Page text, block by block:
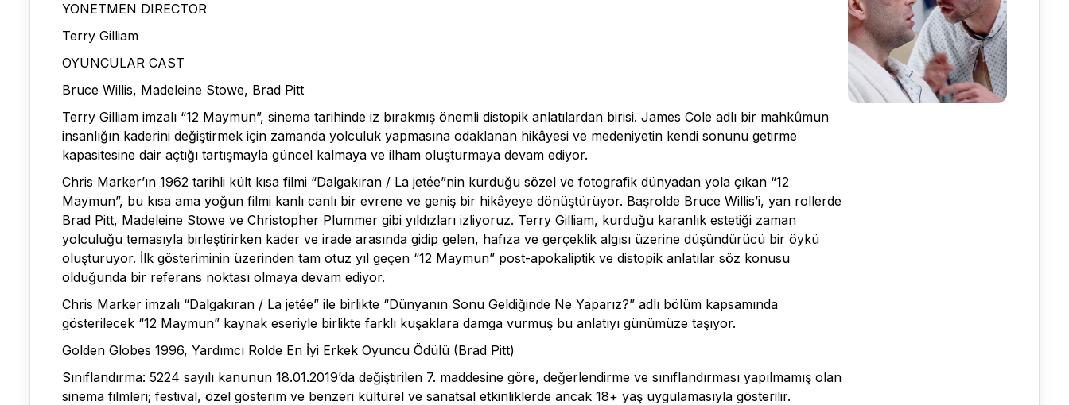
YÖNETMEN DIRECTOR
Terry Gilliam
OYUNCULAR CAST
Bruce Willis, Madeleine Stowe, Brad Pitt
Terry Gilliam imzalı “12 Maymun”, sinema tarihinde iz bırakmış önemli distopik anlatılardan birisi. James Cole adlı bir mahkûmun
insanlığın kaderini değiştirmek için zamanda yolculuk yapmasına odaklanan hikâyesi ve medeniyetin kendi sonunu getirme
kapasitesine dair açtığı tartışmayla güncel kalmaya ve ilham oluşturmaya devam ediyor.
Chris Marker’ın 1962 tarihli kült kısa filmi “Dalgakıran / La jetée”nin kurduğu sözel ve fotografik dünyadan yola çıkan “12
Maymun”, bu kısa ama yoğun filmi kanlı canlı bir evrene ve geniş bir hikâyeye dönüştürüyor. Başrolde Bruce Willis’i, yan rollerde
Brad Pitt, Madeleine Stowe ve Christopher Plummer gibi yıldızları izliyoruz. Terry Gilliam, kurduğu karanlık estetiği zaman
yolculuğu temasıyla birleştirirken kader ve irade arasında gidip gelen, hafıza ve gerçeklik algısı üzerine düşündürücü bir öykü
oluşturuyor. İlk gösteriminin üzerinden tam otuz yıl geçen “12 Maymun” post-apokaliptik ve distopik anlatılar söz konusu
olduğunda bir referans noktası olmaya devam ediyor.
Chris Marker imzalı “Dalgakıran / La jetée” ile birlikte “Dünyanın Sonu Geldiğinde Ne Yaparız?” adlı bölüm kapsamında
gösterilecek “12 Maymun” kaynak eseriyle birlikte farklı kuşaklara damga vurmuş bu anlatıyı günümüze taşıyor.
Golden Globes 1996, Yardımcı Rolde En İyi Erkek Oyuncu Ödülü (Brad Pitt)
Sınıflandırma: 5224 sayılı kanunun 18.01.2019’da değiştirilen 7. maddesine göre, değerlendirme ve sınıflandırması yapılmamış olan
sinema filmleri; festival, özel gösterim ve benzeri kültürel ve sanatsal etkinliklerde ancak 18+ yaş uygulamasıyla gösterilir.